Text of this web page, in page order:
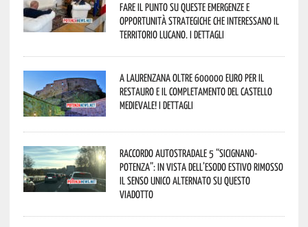
fare il punto su queste emergenze e
opportunità strategiche che interessano il
territorio lucano. I dettagli
A Laurenzana oltre 600000 euro per il
restauro e il completamento del Castello
Medievale! I dettagli
Raccordo Autostradale 5 “Sicignano-
Potenza”: in vista dell’esodo estivo rimosso
il senso unico alternato su questo
viadotto